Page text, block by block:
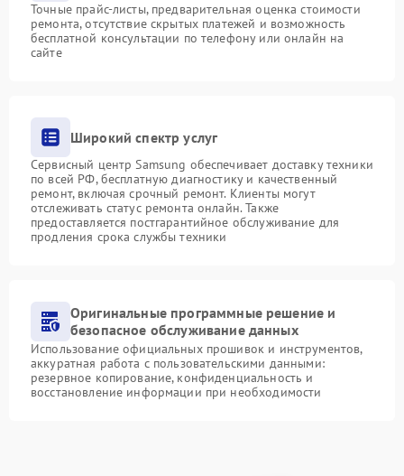
Точные прайс-листы, предварительная оценка стоимости
ремонта, отсутствие скрытых платежей и возможность
бесплатной консультации по телефону или онлайн на
сайте
Широкий спектр услуг
Сервисный центр Samsung обеспечивает доставку техники
по всей РФ, бесплатную диагностику и качественный
ремонт, включая срочный ремонт. Клиенты могут
отслеживать статус ремонта онлайн. Также
предоставляется постгарантийное обслуживание для
продления срока службы техники
Оригинальные программные решение и
безопасное обслуживание данных
Использование официальных прошивок и инструментов,
аккуратная работа с пользовательскими данными:
резервное копирование, конфиденциальность и
восстановление информации при необходимости